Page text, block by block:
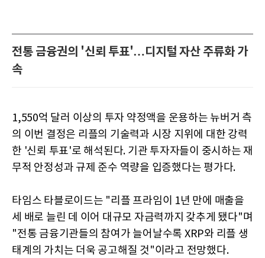
전통 금융권의 '신뢰 투표'…디지털 자산 주류화 가
속
1,550억 달러 이상의 투자 약정액을 운용하는 뉴버거 측
의 이번 결정은 리플의 기술력과 시장 지위에 대한 강력
한 '신뢰 투표'로 해석된다. 기관 투자자들이 중시하는 재
무적 안정성과 규제 준수 역량을 입증했다는 평가다.
타임스 타블로이드는 "리플 프라임이 1년 만에 매출을
세 배로 늘린 데 이어 대규모 자금력까지 갖추게 됐다"며
"전통 금융기관들의 참여가 늘어날수록 XRP와 리플 생
태계의 가치는 더욱 공고해질 것"이라고 전망했다.